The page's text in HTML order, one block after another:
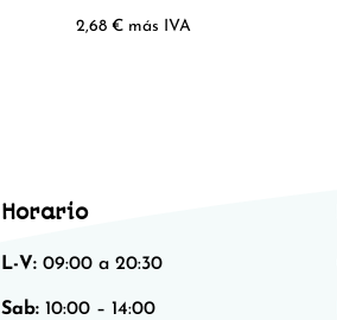
2,68€ más IVA
Horario
L-V:09:00 a 20:30
Sab:10:00 – 14:00